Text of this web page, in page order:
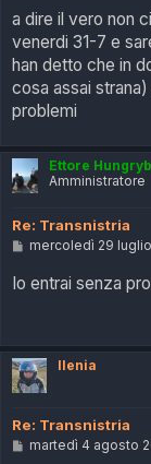
s
s
a
g
i
a dire il vero non
venerdi 31-7 e
han detto che in
cosa assai
problemi
Ettore
Amministratore
Re: Transnistria
M
s
i
o
mercoledì 29
Io entrai senza
Ilenia
Re: Transnistria
M
martedì 4 agosto